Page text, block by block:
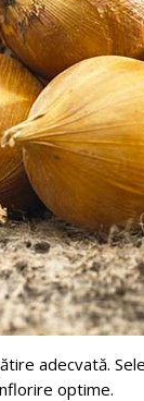
adecvată.
optime.